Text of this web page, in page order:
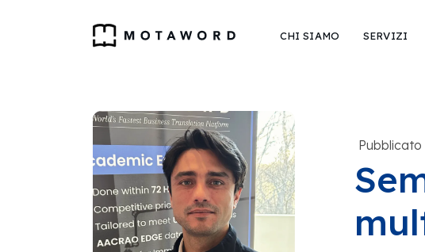
CHI SIAMO SERVIZI
Pubblicato